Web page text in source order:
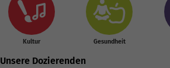
Kultur Gesundheit
Unsere Dozierenden